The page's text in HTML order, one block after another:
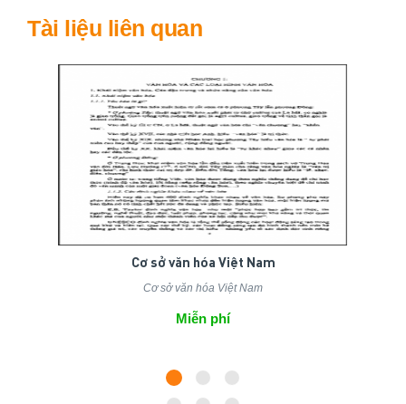
Tài liệu liên quan
Cơ sở văn hóa Việt Nam
Cơ sở văn hóa Việt Nam
Miễn phí